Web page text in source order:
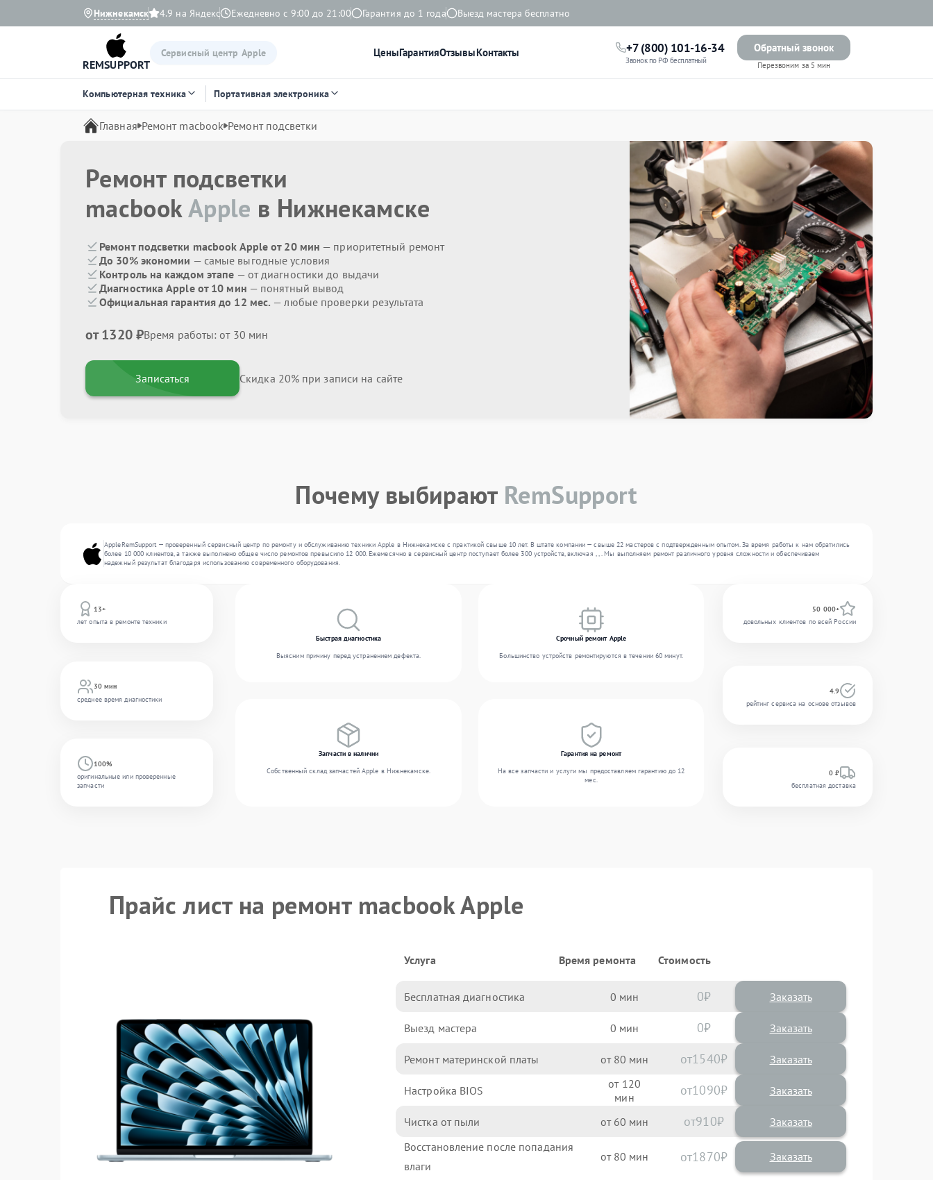
Нижнекамск 4.9 на Яндекс Ежедневно с 9:00 до 21:00 Гарантия до 1 года Выезд мастера бесплатно
REMSUPPORT
Сервисный центр Apple ЦеныГарантияОтзывыКонтакты +7 (800) 101-16-34
Звонок по РФ бесплатный
Обратный звонок
Перезвоним за 5 мин
Компьютерная техника Портативная электроника
Главная Ремонт macbook Ремонт подсветки
Ремонт подсветки
macbookApple в Нижнекамске
Ремонт подсветки macbook Apple от 20 мин — приоритетный ремонт
До 30% экономии — самые выгодные условия
Контроль на каждом этапе — от диагностики до выдачи
Диагностика Apple от 10 мин — понятный вывод
Официальная гарантия до 12 мес. — любые проверки результата
от 1320 ₽Время работы: от 30 мин
Записаться Скидка 20% при записи на сайте
Почему выбирают RemSupport
AppleRemSupport — проверенный сервисный центр по ремонту и обслуживанию техники Apple в Нижнекамске с практикой свыше 10 лет. В штате компании — свыше 22 мастеров с подтвержденным опытом. За время работы к нам обратились
более 10 000 клиентов, а также выполнено общее число ремонтов превысило 12 000. Ежемесячно в сервисный центр поступает более 300 устройств, включая , , . Мы выполняем ремонт различного уровня сложности и обеспечиваем
надежный результат благодаря использованию современного оборудования.
13+
лет опыта в ремонте техники
30 мин
среднее время диагностики
100%
оригинальные или проверенные
запчасти
Быстрая диагностика
Выясним причину перед устранением дефекта.
Срочный ремонт Apple
Большинство устройств ремонтируются в течении 60 минут.
Запчасти в наличии
Собственный склад запчастей Apple в Нижнекамске.
Гарантия на ремонт
На все запчасти и услуги мы предоставляем гарантию до 12
мес.
50 000+
довольных клиентов по всей России
4.9
рейтинг сервиса на основе отзывов
0 ₽
бесплатная доставка
Прайс лист на ремонт macbook Apple
Услуга Время ремонта Стоимость
Бесплатная диагностика 0 0 Заказать
Выезд мастера 0 0 Заказать
Ремонт материнской платы 80 1540
Настройка BIOS 120 1090
Чистка от пыли 60 910
Восстановление после попадания
влаги
80 1870